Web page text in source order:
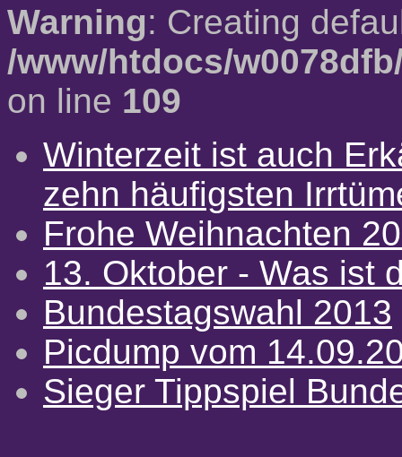
Warning: Creating
/www/htdocs/
on line 109
Winterzeit ist auch
zehn häufigsten
Frohe Weihnachten
13. Oktober - Was ist
Bundestagswahl 2013
Picdump vom
Sieger Tippspiel